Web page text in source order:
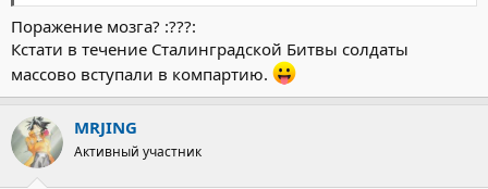
Поражение мозга? :???:
Кстати в течение Сталинградской Битвы солдаты
массово вступали в компартию.
MRJING
Активный участник